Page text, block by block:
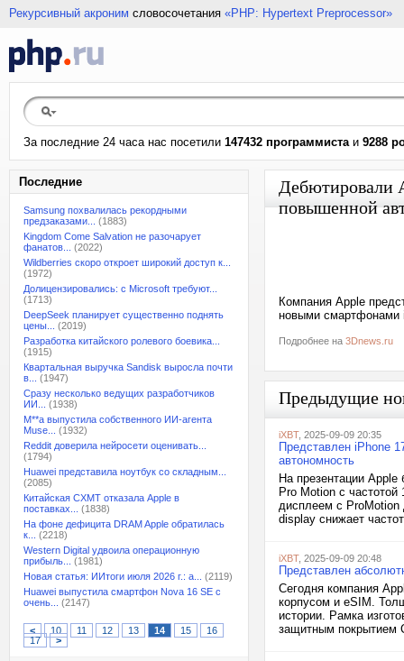
Рекурсивный акроним словосочетания «PHP: Hypertext Preprocessor»
За последние 24 часа нас посетили 147432 программистаи 9288
Последние
Samsung похвалилась рекордными
предзаказами...
(1883)
Kingdom Come Salvation не разочарует
фанатов...
(2022)
Wildberries скоро откроет широкий доступ к...
(1972)
Долицензировались: с Microsoft требуют...
(1713)
DeepSeek планирует существенно поднять
цены...
(2019)
Разработка китайского ролевого боевика...
(1915)
Квартальная выручка Sandisk выросла почти
в...
(1947)
Сразу несколько ведущих разработчиков
ИИ...
(1938)
M**a выпустила собственного ИИ-агента
Muse...
(1932)
Reddit доверила нейросети оценивать...
(1794)
Huawei представила ноутбук со складным...
(2085)
Китайская CXMT отказала Apple в
поставках...
(1838)
На фоне дефицита DRAM Apple обратилась
к...
(2218)
Western Digital удвоила операционную
прибыль...
(1981)
Новая статья: ИИтоги июля 2026 г.: а...
(2119)
Huawei выпустила смартфон Nova 16 SE с
очень...
(2147)
< 10 11 12 13 14 15
16
17
>
Дебютировали
повышенной
Компания Apple
новыми смартфонами
Подробнее на 3Dnews.ru
Предыдущие
iXBT, 2025-09-09 20:35
Представлен iPhone
автономность
На презентации
Pro Motion с
дисплеем с ProMotion
display снижает
iXBT, 2025-09-09 20:48
Представлен
Сегодня компания
корпусом и eSIM.
истории. Рамка
защитным покрытием